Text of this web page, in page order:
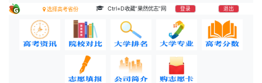
选择高考省份 Ctrl+D收藏“果然优志”网 登录 退出